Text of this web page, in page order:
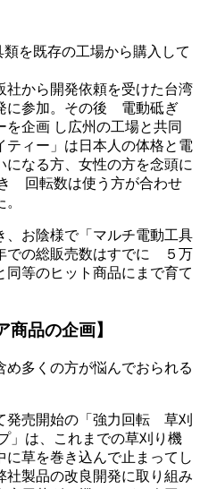
を既存の工場から購入して
社から開発依頼を受けた台湾
に参加。その後 電動砥ぎ
企画 し広州の工場と共同
ティー」は日本人の体格と電
なる方、女性の方を念頭に
回転数は使う方が合わせ
、お陰様で「マルチ電動工具
での総販売数はすでに ５万
等のヒット商品にまで育て
商品の企画】
多くの方が悩んでおられる
発売開始の「強力回転 草刈
」は、これまでの草刈り機
草を巻き込んで止まってし
社製品の改良開発に取り組み